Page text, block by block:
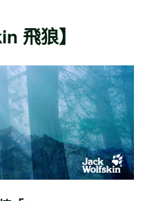
飛狼】